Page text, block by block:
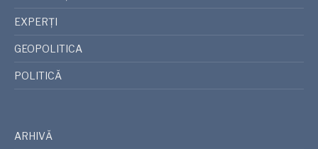
EXPERȚI
GEOPOLITICA
POLITICĂ
ARHIVĂ